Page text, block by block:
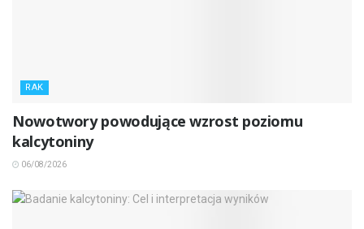
RAK
Nowotwory powodujące wzrost poziomu
kalcytoniny
06/08/2026